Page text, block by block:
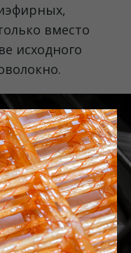
вместо
исходного